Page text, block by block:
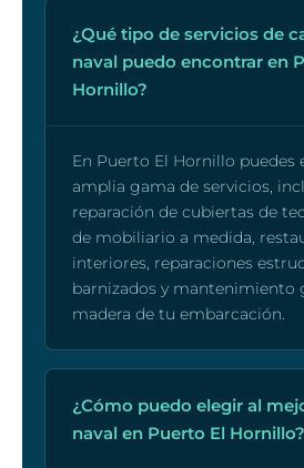
¿Qué tipo de servicios de
naval puedo encontrar en
Hornillo?
En Puerto El Hornillo puedes
amplia gama de servicios,
reparación de cubiertas de
de mobiliario a medida,
interiores, reparaciones
barnizados y mantenimiento
madera de tu embarcación.
¿Cómo puedo elegir al
naval en Puerto El Hornillo?